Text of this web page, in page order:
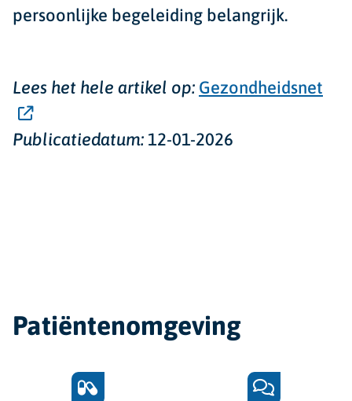
persoonlijke begeleiding belangrijk.
Lees het hele artikel op: Gezondheidsnet
Publicatiedatum: 12-01-2026
Patiëntenomgeving